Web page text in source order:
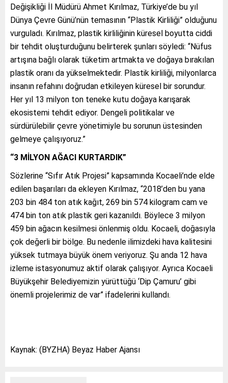
Değişikliği İl Müdürü Ahmet Kırılmaz, Türkiye’de bu yıl
Dünya Çevre Günü’nün temasının “Plastik Kirliliği” olduğunu
vurguladı. Kırılmaz, plastik kirliliğinin küresel boyutta ciddi
bir tehdit oluşturduğunu belirterek şunları söyledi: “Nüfus
artışına bağlı olarak tüketim artmakta ve doğaya bırakılan
plastik oranı da yükselmektedir. Plastik kirliliği, milyonlarca
insanın refahını doğrudan etkileyen küresel bir sorundur.
Her yıl 13 milyon ton teneke kutu doğaya karışarak
ekosistemi tehdit ediyor. Dengeli politikalar ve
sürdürülebilir çevre yönetimiyle bu sorunun üstesinden
gelmeye çalışıyoruz.”
“3 MİLYON AĞACI KURTARDIK”
Sözlerine “Sıfır Atık Projesi” kapsamında Kocaeli’nde elde
edilen başarıları da ekleyen Kırılmaz, “2018’den bu yana
203 bin 484 ton atık kağıt, 269 bin 574 kilogram cam ve
474 bin ton atık plastik geri kazanıldı. Böylece 3 milyon
459 bin ağacın kesilmesi önlenmiş oldu. Kocaeli, doğasıyla
çok değerli bir bölge. Bu nedenle ilimizdeki hava kalitesini
yüksek tutmaya büyük önem veriyoruz. Şu anda 12 hava
izleme istasyonumuz aktif olarak çalışıyor. Ayrıca Kocaeli
Büyükşehir Belediyemizin yürüttüğü ‘Dip Çamuru’ gibi
önemli projelerimiz de var” ifadelerini kullandı.
Kaynak: (BYZHA) Beyaz Haber Ajansı